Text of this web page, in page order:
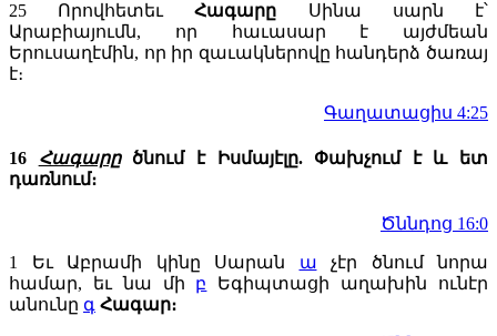
25 ՈրովհետեւՀագարը Սինա սարն է՝
Արաբիայումն, որ հաւասար է այժմեան
Երուսաղէմին, որ իր զաւակներովը հանդերձ ծառայ
է։
Գաղատացիս 4:25
16 Հագարըծնում է Իսմայէլը. Փախչում է և ետ
դառնում։
Ծննդոց 16:0
1 Եւ Աբրամի կինը Սարան ա
չէր ծնում նորա
համար, եւ նա մի բ
Եգիպտացի աղախին ունէր
անունը գ Հագար։